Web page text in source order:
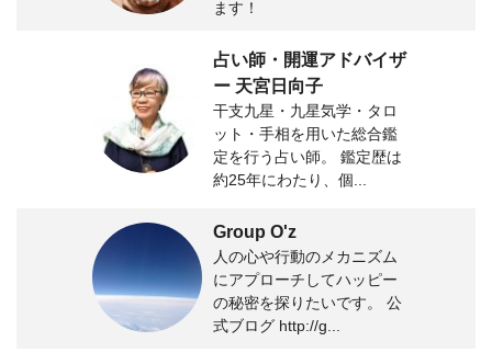
ます！
占い師・開運アドバイザ
ー 天宮日向子
干支九星・九星気学・タロ
ット・手相を用いた総合鑑
定を行う占い師。 鑑定歴は
約25年にわたり、個...
Group O'z
人の心や行動のメカニズム
にアプローチしてハッピー
の秘密を探りたいです。 公
式ブログ http://g...